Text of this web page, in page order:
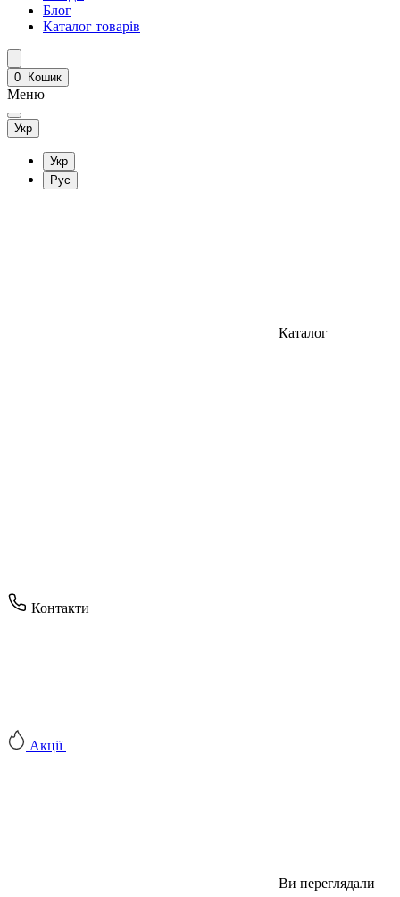
Блог
Каталог товарів
0 Кошик
Меню
Укр
Укр
Рус
Каталог
Контакти
Акції
Ви переглядали